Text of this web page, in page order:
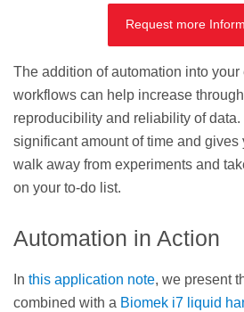
Request more
The addition of automation into your
workflows can help increase
reproducibility and reliability of data.
significant amount of time and gives
walk away from experiments and
on your to-do list.
Automation in Action
In this application note, we present
combined with a Biomek i7 liquid